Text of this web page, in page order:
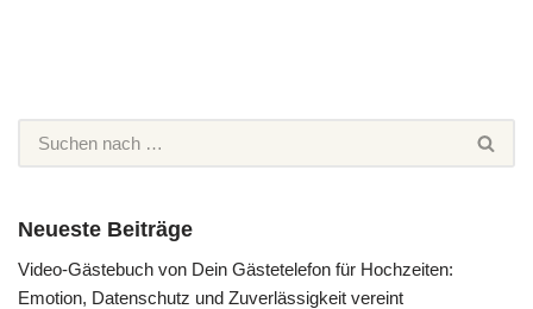
Neueste Beiträge
Video-Gästebuch von Dein Gästetelefon für Hochzeiten:
Emotion, Datenschutz und Zuverlässigkeit vereint